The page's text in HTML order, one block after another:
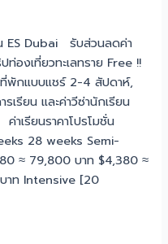
ES Dubai รับส่วนลดค่า
องเที่ยวทะเลทราย Free !!
ที่พักแบบแชร์ 2-4 สัปดาห์,
รียน และค่าวีซ่านักเรียน
เรียนราคาโปรโมชั่น
28 weeks Semi-
≈ 79,800 บาท $4,380 ≈
าท Intensive [20